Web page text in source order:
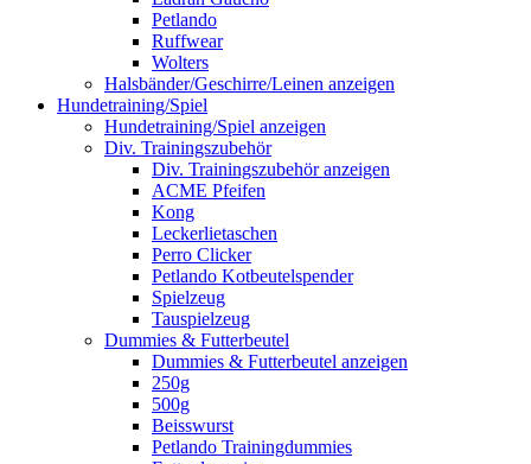
Petlando
Ruffwear
Wolters
Halsbänder/Geschirre/Leinen anzeigen
Hundetraining/Spiel
Hundetraining/Spiel anzeigen
Div. Trainingszubehör
Div. Trainingszubehör anzeigen
ACME Pfeifen
Kong
Leckerlietaschen
Perro Clicker
Petlando Kotbeutelspender
Spielzeug
Tauspielzeug
Dummies & Futterbeutel
Dummies & Futterbeutel anzeigen
250g
500g
Beisswurst
Petlando Trainingdummies